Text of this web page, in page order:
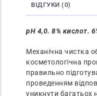
ВІДГУКИ (0)
pH 4,0. 8% кислот.
Механічна чистка
косметологічна
правильно
проведенням
уникнути багатьох